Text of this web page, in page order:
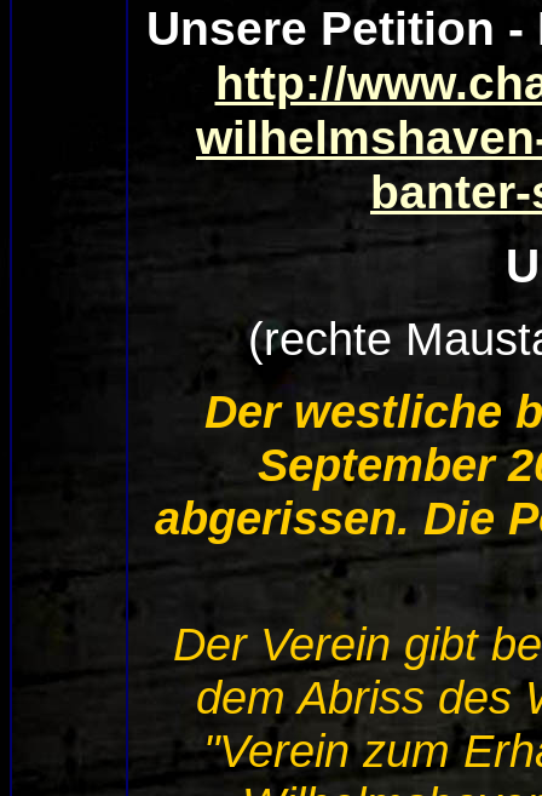
Unsere Petition
http://
(rechte
Der westliche
September
abgerissen. Die
Der Verein gibt
dem Abriss des
"Verein zum